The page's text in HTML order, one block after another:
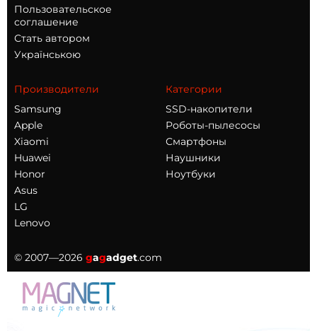
Пользовательское
соглашение
Стать автором
Українською
Производители
Samsung
Apple
Xiaomi
Huawei
Honor
Asus
LG
Lenovo
Категории
SSD-накопители
Роботы-пылесосы
Смартфоны
Наушники
Ноутбуки
© 2007—2026 gagadget.com